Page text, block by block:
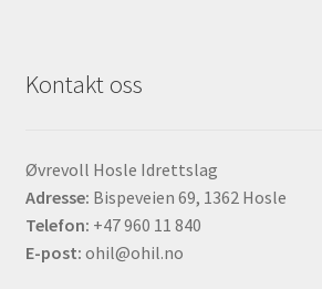
Kontakt oss
Øvrevoll Hosle Idrettslag
Adresse: Bispeveien 69, 1362 Hosle
Telefon: +47 960 11 840
E-post: ohil@ohil.no